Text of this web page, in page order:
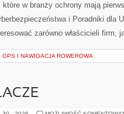
w branży ochrony mają
i Poradniki dla
zarówno właścicieli firm,
I NAWIGACJA ROWEROWA